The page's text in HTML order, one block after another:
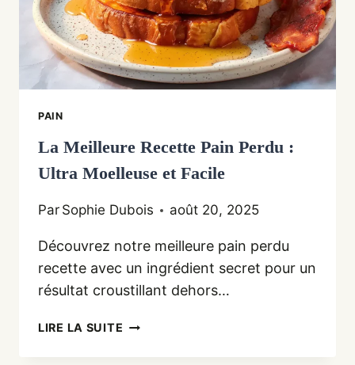
PAIN
La Meilleure Recette Pain Perdu :
Ultra Moelleuse et Facile
Par Sophie Dubois août 20, 2025
Découvrez notre meilleure pain perdu
recette avec un ingrédient secret pour un
résultat croustillant dehors…
LIRE LA SUITE LA